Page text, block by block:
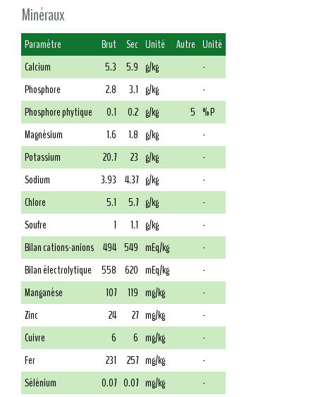
Minéraux
Paramètre Brut Sec Unité Autre Unité
Calcium
5.3 5.9 g/kg
-
Phosphore
2.8 3.1 g/kg
-
Phosphore phytique
0.1 0.2 g/kg 5 % P
Magnésium
1.6 1.8 g/kg
-
Potassium
20.7 23 g/kg
-
Sodium
3.93 4.37 g/kg
-
Chlore
5.1 5.7 g/kg
-
Soufre
1 1.1 g/kg
-
Bilan cations-anions 494 549 mEq/kg
-
Bilan électrolytique
558 620 mEq/kg
-
Manganèse
107 119 mg/kg
-
Zinc
24 27 mg/kg
-
Cuivre
6 6 mg/kg
-
Fer
231 257 mg/kg
-
Sélénium
0.07 0.07 mg/kg
-